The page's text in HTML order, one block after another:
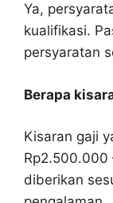
Ya,
kualifikasi.
persyaratan
Berapa
Kisaran gaji
Rp2.500.000
diberikan